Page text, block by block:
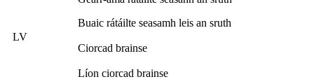
LV
Buaic rátáilte seasamh leis an sruth
Ciorcad brainse
Líon ciorcad brainse